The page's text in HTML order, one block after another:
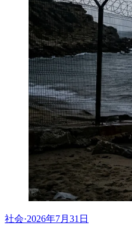
社会·2026年7月31日